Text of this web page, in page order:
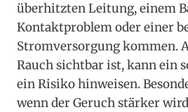
überhitzten Leitung, einem
Kontaktproblem oder einer
Stromversorgung kommen.
Rauch sichtbar ist, kann ein
ein Risiko hinweisen.
wenn der Geruch stärker